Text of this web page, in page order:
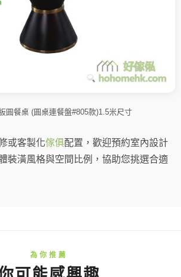
圓餐桌 (圓桌連餐盤#805款)1.5米尺寸
或客製化傢俱配置，歡迎預約室內設計
裝潢風格與空間比例，協助您挑選合適